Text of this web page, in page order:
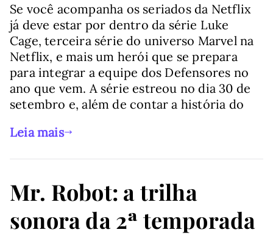
Se você acompanha os seriados da Netflix
já deve estar por dentro da série Luke
Cage, terceira série do universo Marvel na
Netflix, e mais um herói que se prepara
para integrar a equipe dos Defensores no
ano que vem. A série estreou no dia 30 de
setembro e, além de contar a história do
Leia mais
Mr. Robot: a trilha
sonora da 2ª temporada